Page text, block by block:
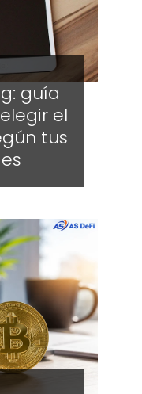
guía
el
tus